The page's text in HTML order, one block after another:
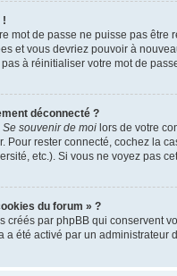
!
mot de passe ne puisse pas
et vous devriez pouvoir à
à réinitialiser votre mot de
déconnecté ?
Se souvenir de moi lors de votre
Pour rester connecté, cochez la
etc.). Si vous ne voyez pas
du forum » ?
créés par phpBB qui conservent
a été activé par un